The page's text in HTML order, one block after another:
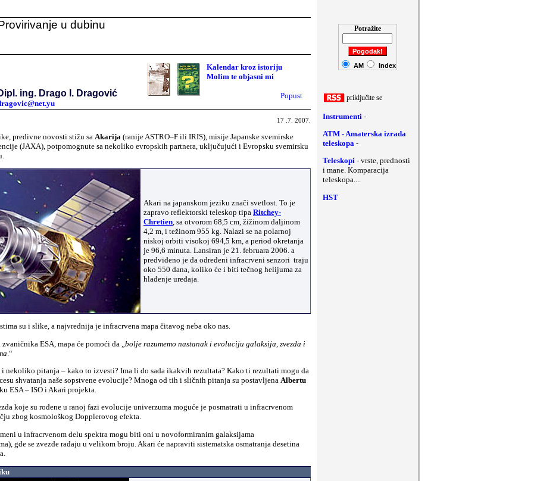
u dubinu
ing. Drago I. Dragović
Kalendar kroz istoriju
Molim te objasni mi
Popust
17 .7. 2007.
predivne novosti stižu sa Akarija (ranije ASTRO–F ili IRIS), misije Japanske svemirske
(JAXA), potpomognute sa nekoliko evropskih partnera, uključujući i Evropsku svemirsku
Akari na japanskom jeziku znači svetlost. To je
zapravo reflektorski teleskop tipa Ritchey-
Chretien , sa otvorom 68,5 cm, žižinom daljinom
4,2 m, i težinom 955 kg. Nalazi se na polarnoj
niskoj orbiti visokoj 694,5 km, a period okretanja
je 96,6 minuta. Lansiran je 21. februara 2006. a
predviđeno je da određeni infracrveni senzori traju
oko 550 dana, koliko će i biti tečnog helijuma za
hlađenje uređaja.
su i slike, a najvrednija je infracrvena mapa čitavog neba oko nas.
ESA, mapa će pomoći da „ bolje razumemo nastanak i evoluciju galaksija, zvezda i
.“
nekoliko pitanja – kako to izvesti? Ima li do sada ikakvih rezultata? Kako ti rezultati mogu da
shvatanja naše sopstvene evolucije? Mnoga od tih i sličnih pitanja su postavljena Albertu
ESA – ISO i Akari projekta.
koje su rođene u ranoj fazi evolucije univerzuma moguće je posmatrati u infracrvenom
zbog kosmološkog Dopplerovog efekta.
u infracrvenom delu spektra mogu biti oni u novoformiranim galaksijama
gde se zvezde rađaju u velikom broju. Akari će napraviti sistematska osmatranja desetina
Potražite
AM Index
priključite se
Instrumenti -
ATM - Amaterska izrada
teleskopa -
Teleskopi - vrste, prednosti
i mane. Komparacija
teleskopa....
HST